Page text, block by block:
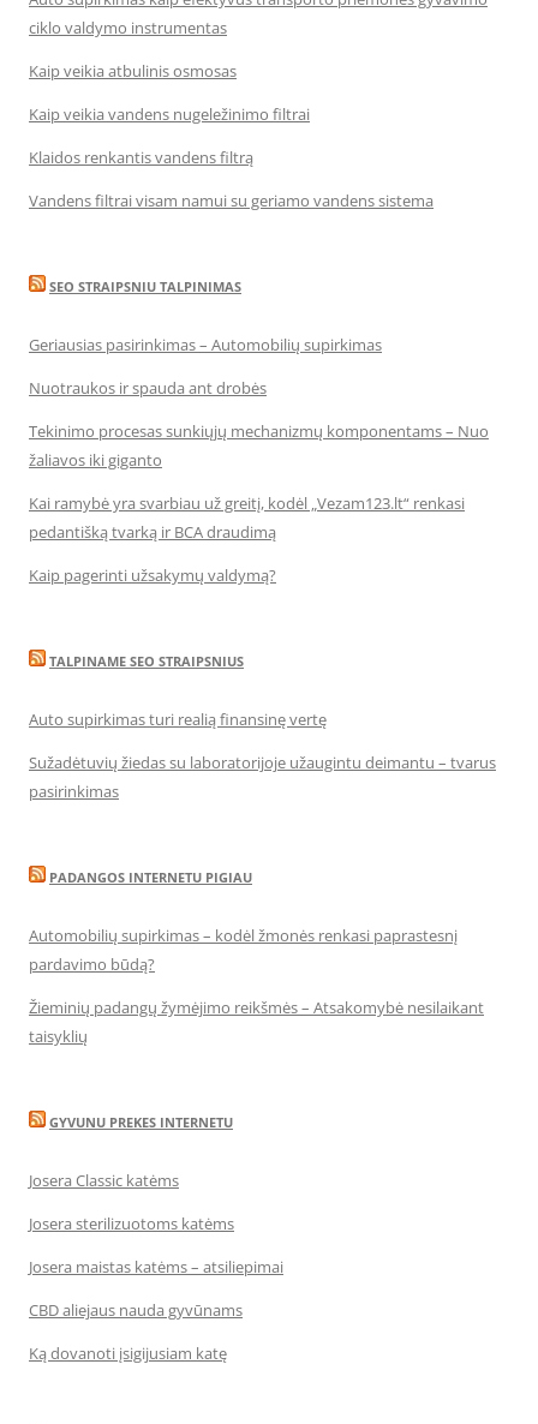
ciklo valdymo instrumentas
Kaip veikia atbulinis osmosas
Kaip veikia vandens nugeležinimo filtrai
Klaidos renkantis vandens filtrą
Vandens filtrai visam namui su geriamo vandens sistema
SEO STRAIPSNIU TALPINIMAS
Geriausias pasirinkimas – Automobilių supirkimas
Nuotraukos ir spauda ant drobės
Tekinimo procesas sunkiųjų mechanizmų komponentams – Nuo
žaliavos iki giganto
Kai ramybė yra svarbiau už greitį, kodėl „Vezam123.lt“ renkasi
pedantišką tvarką ir BCA draudimą
Kaip pagerinti užsakymų valdymą?
TALPINAME SEO STRAIPSNIUS
Auto supirkimas turi realią finansinę vertę
Sužadėtuvių žiedas su laboratorijoje užaugintu deimantu – tvarus
pasirinkimas
PADANGOS INTERNETU PIGIAU
Automobilių supirkimas – kodėl žmonės renkasi paprastesnį
pardavimo būdą?
Žieminių padangų žymėjimo reikšmės – Atsakomybė nesilaikant
taisyklių
GYVUNU PREKES INTERNETU
Josera Classic katėms
Josera sterilizuotoms katėms
Josera maistas katėms – atsiliepimai
CBD aliejaus nauda gyvūnams
Ką dovanoti įsigijusiam katę